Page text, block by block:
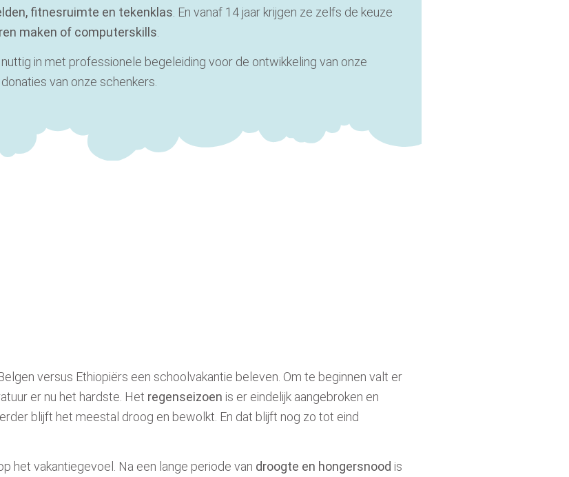
fitnesruimte en tekenklas . En vanaf 14 jaar krijgen ze zelfs de keuze
maken of computerskills
in met professionele begeleiding voor de ontwikkeling van onze
van onze schenkers.
versus Ethiopiërs een schoolvakantie beleven. Om te beginnen valt er
er nu het hardste . Het regenseizoen is er eindelijk aangebroken en
blijft het meestal droog en bewolkt En dat blijft nog zo tot eind
het vakantiegevoel. Na een lange periode van droogte en hongersnood is